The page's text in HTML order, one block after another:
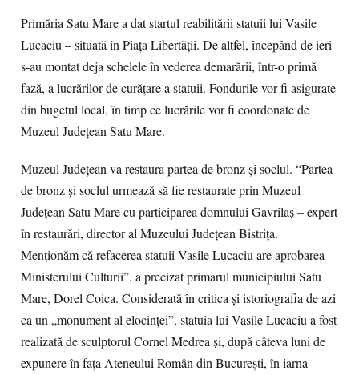
Primăria Satu Mare a dat startul reabilitării statuii lui Vasile
Lucaciu – situată în Piaţa Libertăţii. De altfel, începând de ieri
s-au montat deja schelele în vederea demarării, într-o primă
fază, a lucrărilor de curăţare a statuii. Fondurile vor fi asigurate
din bugetul local, în timp ce lucrările vor fi coordonate de
Muzeul Judeţean Satu Mare.
Muzeul Judeţean va restaura partea de bronz şi soclul. “Partea
de bronz şi soclul urmează să fie restaurate prin Muzeul
Judeţean Satu Mare cu participarea domnului Gavrilaş – expert
în restaurări, director al Muzeului Judeţean Bistriţa.
Menţionăm că refacerea statuii Vasile Lucaciu are aprobarea
Ministerului Culturii”, a precizat primarul municipiului Satu
Mare, Dorel Coica. Considerată în critica şi istoriografia de azi
ca un „monument al elocinţei”, statuia lui Vasile Lucaciu a fost
realizată de sculptorul Cornel Medrea şi, după câteva luni de
expunere în faţa Ateneului Român din Bucureşti, în iarna